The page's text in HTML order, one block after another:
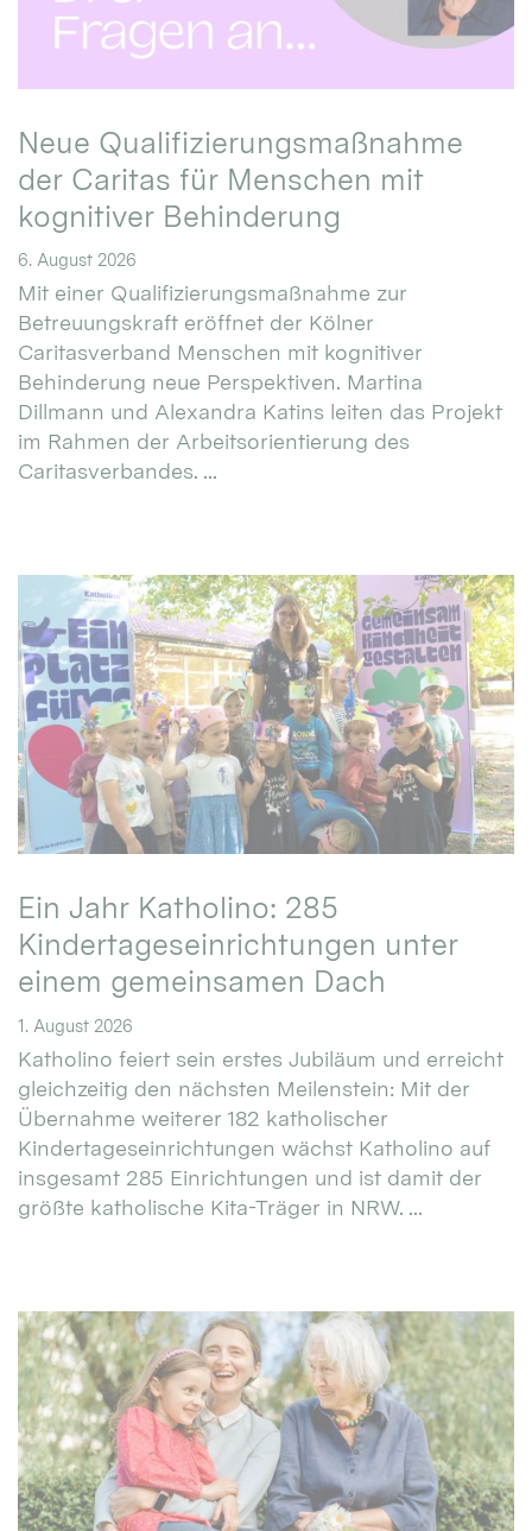
Neue Qualifizierungsmaßnahme
der Caritas für Menschen mit
kognitiver Behinderung
6. August 2026
Mit einer Qualifizierungsmaßnahme zur
Betreuungskraft eröffnet der Kölner
Caritasverband Menschen mit kognitiver
Behinderung neue Perspektiven. Martina
Dillmann und Alexandra Katins leiten das Projekt
im Rahmen der Arbeitsorientierung des
Caritasverbandes. ...
Ein Jahr Katholino: 285
Kindertageseinrichtungen unter
einem gemeinsamen Dach
1. August 2026
Katholino feiert sein erstes Jubiläum und erreicht
gleichzeitig den nächsten Meilenstein: Mit der
Übernahme weiterer 182 katholischer
Kindertageseinrichtungen wächst Katholino auf
insgesamt 285 Einrichtungen und ist damit der
größte katholische Kita-Träger in NRW. ...